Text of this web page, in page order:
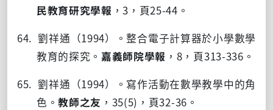
民教育研究學報 ，3 ，頁25-44 。
64. 劉祥通（1994）。整合電子計算器於小學數學
教育的探究。 嘉義師院學報 ， 8 ，頁313-336 。
65. 劉祥通（1994）。寫作活動在數學教學中的角
色。教師之友 ， 35(5) ，頁32-36 。